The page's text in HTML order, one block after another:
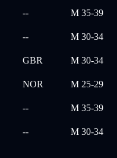
-- M 35-39
-- M 30-34
GBR M 30-34
NOR M 25-29
-- M 35-39
-- M 30-34